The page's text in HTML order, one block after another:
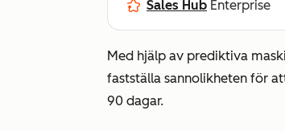
Sales Hub Enterprise
Med hjälp av prediktiva
fastställa sannolikheten för
90 dagar.